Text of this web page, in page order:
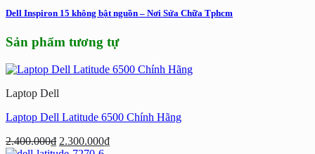
Dell Inspiron 15 không bật nguồn – Nơi Sửa Chữa Tphcm
Sản phẩm tương tự
Laptop Dell
Laptop Dell Latitude 6500 Chính Hãng
2.400.000₫ Giá
2.300.000₫Giá